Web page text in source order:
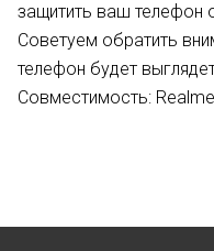
защитить ваш телефон
Советуем обратить
телефон будет
Совместимость: